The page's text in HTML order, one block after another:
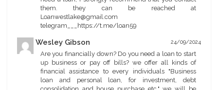
them. they can be reached at
Loanwestlake@gmail.com
telegram___https://t.me/loan59
Wesley Gibson 24/09/2024
Are you financially down? Do you need a loan to start
up business or pay off bills? we offer all kinds of
financial assistance to every individuals "Business
loan and personal loan, for investment, debt